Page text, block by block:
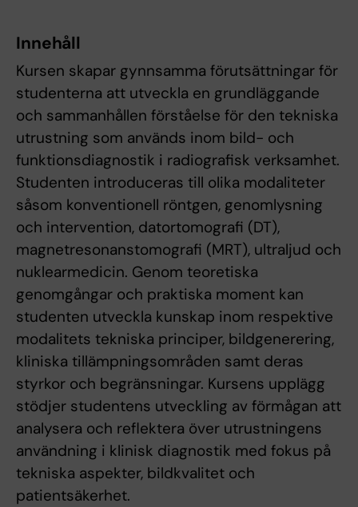
Innehåll
Kursen skapar gynnsamma förutsättningar för
studenterna att utveckla en grundläggande
och sammanhållen förståelse för den tekniska
utrustning som används inom bild- och
funktionsdiagnostik i radiografisk verksamhet.
Studenten introduceras till olika modaliteter
såsom konventionell röntgen, genomlysning
och intervention, datortomografi (DT),
magnetresonanstomografi (MRT), ultraljud och
nuklearmedicin. Genom teoretiska
genomgångar och praktiska moment kan
studenten utveckla kunskap inom respektive
modalitets tekniska principer, bildgenerering,
kliniska tillämpningsområden samt deras
styrkor och begränsningar. Kursens upplägg
stödjer studentens utveckling av förmågan att
analysera och reflektera över utrustningens
användning i klinisk diagnostik med fokus på
tekniska aspekter, bildkvalitet och
patientsäkerhet.